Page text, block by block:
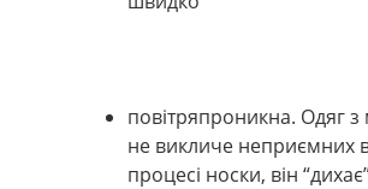
повітряпроникна. Одяг з
не викличе неприємних
процесі носки, він